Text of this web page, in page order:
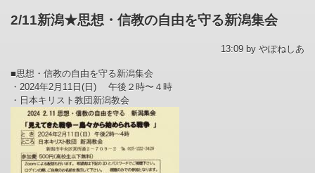
2/11新潟★思想・信教の自由を守る新潟集会
13:09 by やぽねしあ
■思想・信教の自由を守る新潟集会
・2024年2月11日(日) 午後２時〜４時
・日本キリスト教団新潟教会